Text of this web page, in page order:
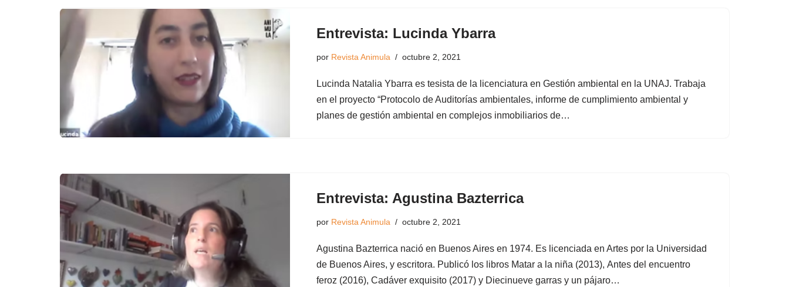
Entrevista: Lucinda Ybarra
por Revista Animula octubre 2, 2021
Lucinda Natalia Ybarra es tesista de la licenciatura en Gestión ambiental en la UNAJ. Trabaja
en el proyecto “Protocolo de Auditorías ambientales, informe de cumplimiento ambiental y
planes de gestión ambiental en complejos inmobiliarios de…
Entrevista: Agustina Bazterrica
por Revista Animula octubre 2, 2021
Agustina Bazterrica nació en Buenos Aires en 1974. Es licenciada en Artes por la Universidad
de Buenos Aires, y escritora. Publicó los libros Matar a la niña (2013), Antes del encuentro
feroz (2016), Cadáver exquisito (2017) y Diecinueve garras y un pájaro…